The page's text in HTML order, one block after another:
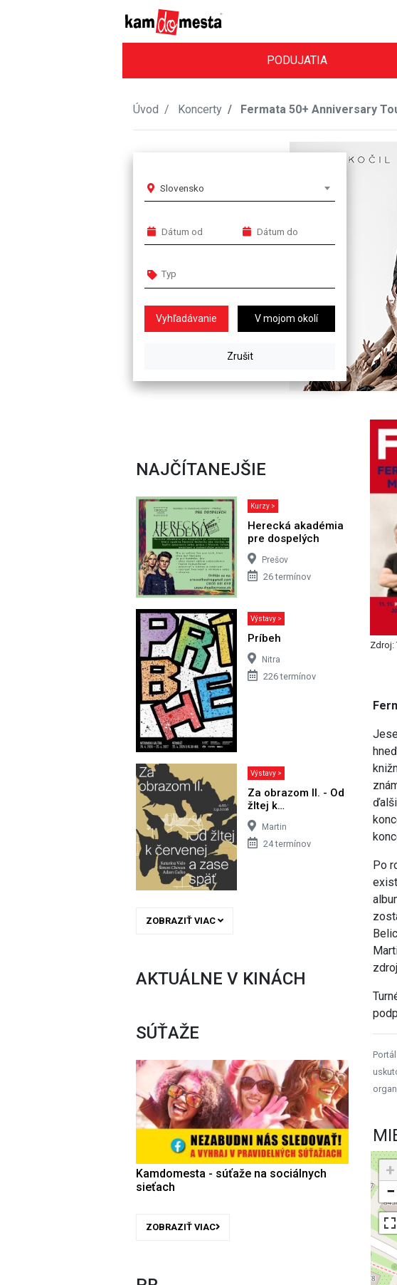
PODUJATIA
Úvod Koncerty Fermata 50+ Anniversary
Slovensko
V mojom okolí
NAJČÍTANEJŠIE
Kurzy >
Herecká akadémia
pre dospelých
Prešov
26 termínov
Výstavy >
Príbeh
Nitra
226 termínov
Výstavy >
Za obrazom II. - Od
žltej k…
Martin
24 termínov
ZOBRAZIŤ VIAC
AKTUÁLNE V KINÁCH
SÚŤAŽE
Kamdomesta - súťaže na sociálnych
sieťach
ZOBRAZIŤ VIAC
Zdroj:
Po
+
−